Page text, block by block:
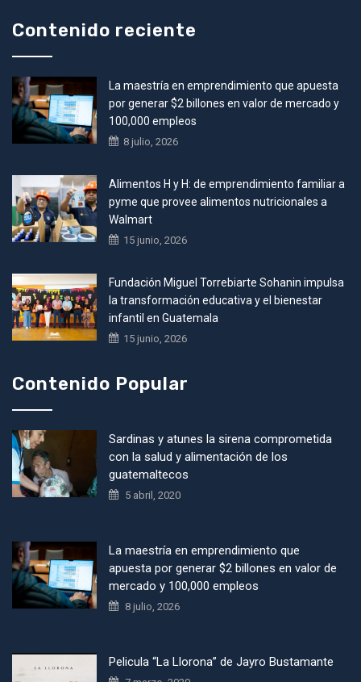
Contenido reciente
La maestría en emprendimiento que apuesta
por generar $2 billones en valor de mercado y
100,000 empleos
8 julio, 2026
Alimentos H y H: de emprendimiento familiar a
pyme que provee alimentos nutricionales a
Walmart
15 junio, 2026
Fundación Miguel Torrebiarte Sohanin impulsa
la transformación educativa y el bienestar
infantil en Guatemala
15 junio, 2026
Contenido Popular
Sardinas y atunes la sirena comprometida
con la salud y alimentación de los
guatemaltecos
5 abril, 2020
La maestría en emprendimiento que
apuesta por generar $2 billones en valor de
mercado y 100,000 empleos
8 julio, 2026
Pelicula “La Llorona” de Jayro Bustamante